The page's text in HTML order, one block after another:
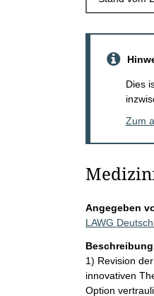
Dies
Zum
Angegeben
LAWG
1) Revision
innovativen
Option